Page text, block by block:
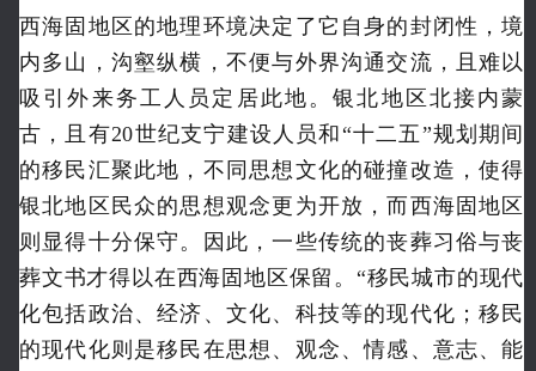
西海固地区的地理环境决定了它自身的封闭性，境
内多山，沟壑纵横，不便与外界沟通交流，且难以
吸引外来务工人员定居此地。银北地区北接内蒙
古，且有20世纪支宁建设人员和“十二五”规划期间
的移民汇聚此地，不同思想文化的碰撞改造，使得
银北地区民众的思想观念更为开放，而西海固地区
则显得十分保守。因此，一些传统的丧葬习俗与丧
葬文书才得以在西海固地区保留。“移民城市的现代
化包括政治、经济、文化、科技等的现代化；移民
的现代化则是移民在思想、观念、情感、意志、能